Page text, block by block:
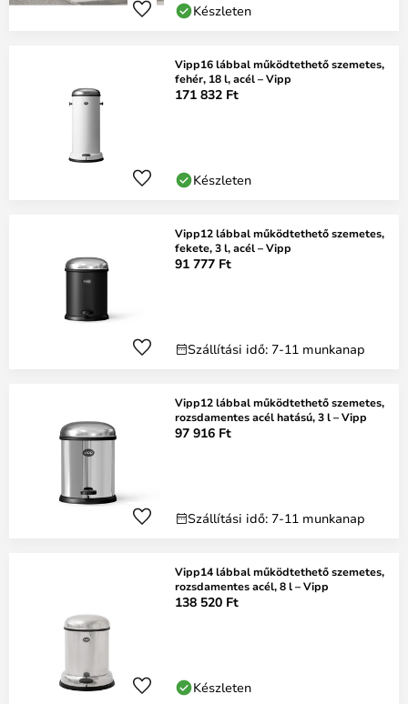
Készleten
Vipp16 lábbal működtethető szemetes,
fehér, 18 l, acél – Vipp
171 832 Ft
Készleten
Vipp12 lábbal működtethető szemetes,
fekete, 3 l, acél – Vipp
91 777 Ft
Szállítási idő: 7-11 munkanap
Vipp12 lábbal működtethető szemetes,
rozsdamentes acél hatású, 3 l – Vipp
97 916 Ft
Szállítási idő: 7-11 munkanap
Vipp14 lábbal működtethető szemetes,
rozsdamentes acél, 8 l – Vipp
138 520 Ft
Készleten